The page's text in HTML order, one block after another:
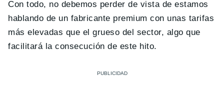
Con todo, no debemos perder de vista de estamos
hablando de un fabricante premium con unas tarifas
más elevadas que el grueso del sector, algo que
facilitará la consecución de este hito.